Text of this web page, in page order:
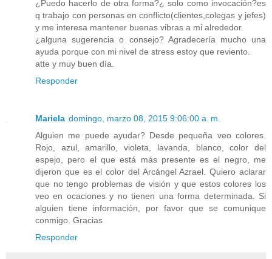
¿Puedo hacerlo de otra forma?¿ solo como invocación?es
q trabajo con personas en conflicto(clientes,colegas y jefes)
y me interesa mantener buenas vibras a mi alrededor.
¿alguna sugerencia o consejo? Agradecería mucho una
ayuda porque con mi nivel de stress estoy que reviento.
atte y muy buen día.
Responder
Mariela domingo, marzo 08, 2015 9:06:00 a. m.
Alguien me puede ayudar? Desde pequeña veo colores.
Rojo, azul, amarillo, violeta, lavanda, blanco, color del
espejo, pero el que está más presente es el negro, me
dijeron que es el color del Arcángel Azrael. Quiero aclarar
que no tengo problemas de visión y que estos colores los
veo en ocaciones y no tienen una forma determinada. Si
alguien tiene información, por favor que se comunique
conmigo. Gracias
Responder